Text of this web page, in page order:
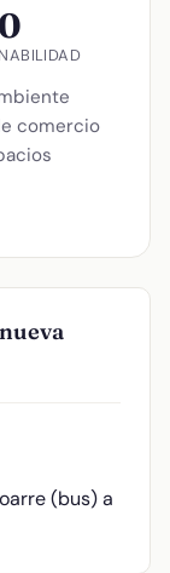
comercio
(bus) a